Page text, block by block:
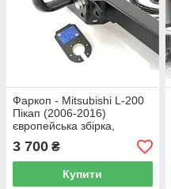
Фаркоп - Mitsubishi L-200
Пікап (2006-2016)
європейська збірка,
з'ємний на 2 болтах на
пластині
3 700 ₴
Купити